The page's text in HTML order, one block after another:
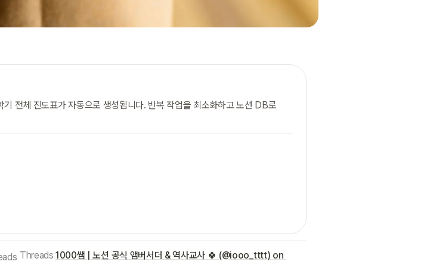
전체 진도표가 자동으로 생성됩니다. 반복 작업을 최소화하고 노션 DB로
Threads 1000쌤 | 노션 공식 앰버서더 & 역사교사 🍀 (@iooo_tttt) on